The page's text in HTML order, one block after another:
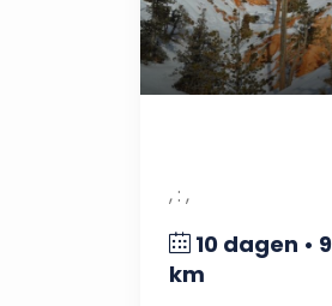
, : ,
10 dagen •
km